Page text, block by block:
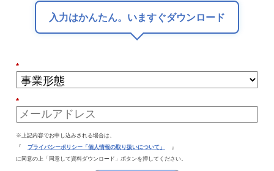
入力はかんたん。いますぐダウンロード
*
*
※上記内容でお申し込みされる場合は、
『
プライバシーポリシー「個人情報の取り扱いについて」
』
に同意の上「同意して資料ダウンロード」ボタンを押してください。